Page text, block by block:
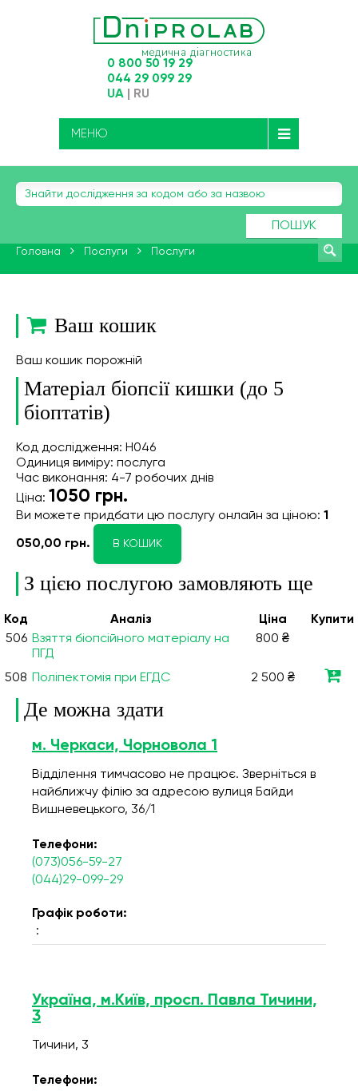
0 800 50 19 29
044 29 099 29
UA RU
МЕНЮ
ПОШУК
Головна Послуги Послуги
Ваш кошик
Ваш кошик порожній
Матеріал біопсії кишки (до 5
біоптатів)
Код дослідження: Н046
Одиниця виміру: послуга
Час виконання: 4-7 робочих днів
Ціна: 1050 грн.
Ви можете придбати цю послугу онлайн за ціною: 1
050,00 грн. В КОШИК
З цією послугою замовляють ще
Код Аналiз Ціна
Купити
506 Взяття біопсійного матеріалу на
ПГД
800 ₴
508 Поліпектомія при ЕГДС 2 500 ₴
Де можна здати
м. Черкаси, Чорновола 1
Відділення тимчасово не працює. Зверніться в
найближчу філію за адресою вулиця Байди
Вишневецького, 36/1
Телефони:
(073)056-59-27
(044)29-099-29
Графік роботи:
:
Україна, м.Київ, просп. Павла Тичини,
3
Тичини, 3
Телефони: